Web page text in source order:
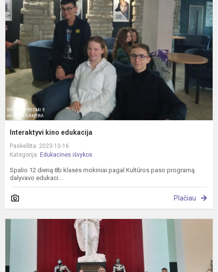
Interaktyvi kino edukacija
Paskelbta: 2023-10-16
Kategorija: Edukacinės išvykos
Spalio 12 dieną 8b klasės mokiniai pagal Kultūros paso programą
dalyvavo edukaci...
Plačiau